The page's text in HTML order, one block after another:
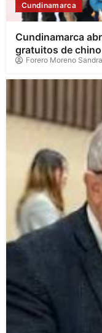
Cundinamarca
Cundinamarca
gratuitos de
Forero Moreno